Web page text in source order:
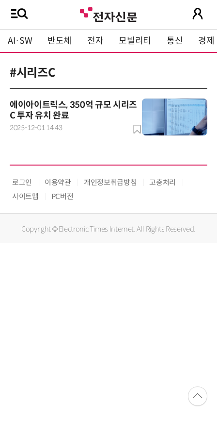
AI·SW 반도체 전자 모빌리티 통신 경제
#시리즈C
에이아이트릭스, 350억 규모 시리즈
C 투자 유치 완료
2025-12-01 14:43
로그인 이용약관 개인정보취급방침
고충처리
사이트맵
PC버전
Copyright © Electronic Times Internet. All Rights Reserved.